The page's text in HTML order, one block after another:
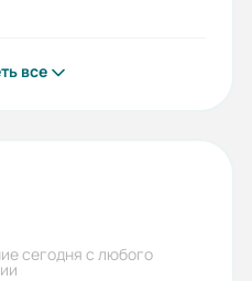
все
сегодня с любого